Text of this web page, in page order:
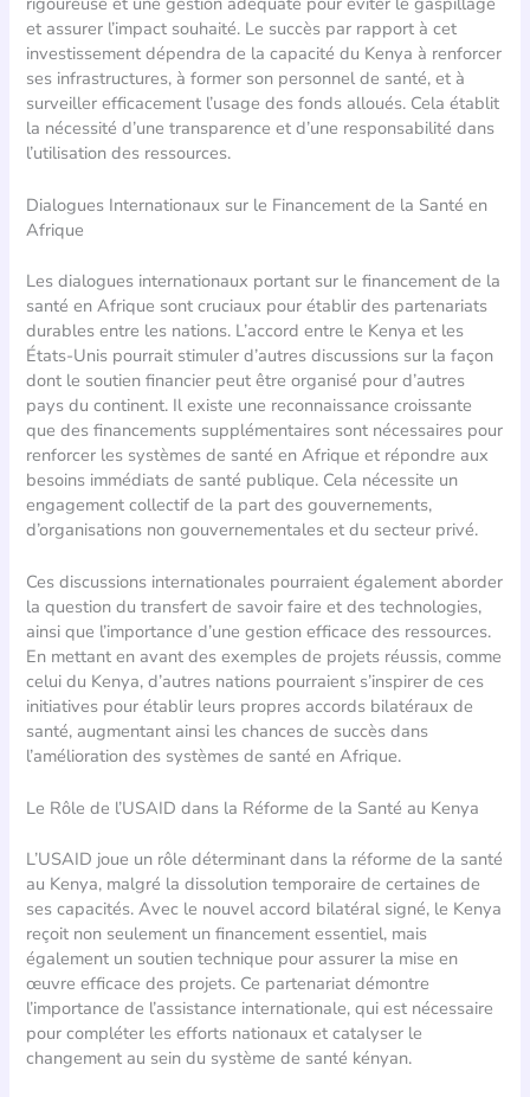
et assurer l’impact souhaité. Le succès par rapport à cet
investissement dépendra de la capacité du Kenya à renforcer
ses infrastructures, à former son personnel de santé, et à
surveiller efficacement l’usage des fonds alloués. Cela établit
la nécessité d’une transparence et d’une responsabilité dans
l’utilisation des ressources.
Dialogues Internationaux sur le Financement de la Santé en
Afrique
Les dialogues internationaux portant sur le financement de la
santé en Afrique sont cruciaux pour établir des partenariats
durables entre les nations. L’accord entre le Kenya et les
États-Unis pourrait stimuler d’autres discussions sur la façon
dont le soutien financier peut être organisé pour d’autres
pays du continent. Il existe une reconnaissance croissante
que des financements supplémentaires sont nécessaires pour
renforcer les systèmes de santé en Afrique et répondre aux
besoins immédiats de santé publique. Cela nécessite un
engagement collectif de la part des gouvernements,
d’organisations non gouvernementales et du secteur privé.
Ces discussions internationales pourraient également aborder
la question du transfert de savoir faire et des technologies,
ainsi que l’importance d’une gestion efficace des ressources.
En mettant en avant des exemples de projets réussis, comme
celui du Kenya, d’autres nations pourraient s’inspirer de ces
initiatives pour établir leurs propres accords bilatéraux de
santé, augmentant ainsi les chances de succès dans
l’amélioration des systèmes de santé en Afrique.
Le Rôle de l’USAID dans la Réforme de la Santé au Kenya
L’USAID joue un rôle déterminant dans la réforme de la santé
au Kenya, malgré la dissolution temporaire de certaines de
ses capacités. Avec le nouvel accord bilatéral signé, le Kenya
reçoit non seulement un financement essentiel, mais
également un soutien technique pour assurer la mise en
œuvre efficace des projets. Ce partenariat démontre
l’importance de l’assistance internationale, qui est nécessaire
pour compléter les efforts nationaux et catalyser le
changement au sein du système de santé kényan.